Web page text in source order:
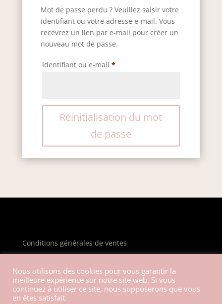
Mot de passe perdu ? Veuillez saisir votre
identifiant ou votre adresse e-mail. Vous
recevrez un lien par e-mail pour créer un
nouveau mot de passe.
Identifiant ou e-mail *Obligatoire
Réinitialisation du mot
de passe
Conditions générales de ventes
Politique de confidentialité
Nous utilisons des cookies pour vous garantir la
meilleure expérience sur notre site web. Si vous
continuez à utiliser ce site, nous supposerons que vous
en êtes satisfait.